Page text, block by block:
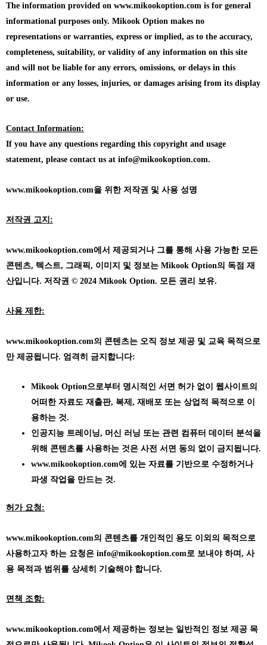
The information provided on www.mikookoption.com is for general
informational purposes only. Mikook Option makes no
representations or warranties, express or implied, as to the accuracy,
completeness, suitability, or validity of any information on this site
and will not be liable for any errors, omissions, or delays in this
information or any losses, injuries, or damages arising from its display
or use.
Contact Information:
If you have any questions regarding this copyright and usage
statement, please contact us at info@mikookoption.com.
www.mikookoption.com을 위한 저작권 및 사용 성명
저작권 고지:
www.mikookoption.com에서 제공되거나 그를 통해 사용 가능한 모든
콘텐츠, 텍스트, 그래픽, 이미지 및 정보는 Mikook Option의 독점 재
산입니다. 저작권 © 2024 Mikook Option. 모든 권리 보유.
사용 제한:
www.mikookoption.com의 콘텐츠는 오직 정보 제공 및 교육 목적으로
만 제공됩니다. 엄격히 금지합니다:
Mikook Option으로부터 명시적인 서면 허가 없이 웹사이트의
어떠한 자료도 재출판, 복제, 재배포 또는 상업적 목적으로 이
용하는 것.
인공지능 트레이닝, 머신 러닝 또는 관련 컴퓨터 데이터 분석을
위해 콘텐츠를 사용하는 것은 사전 서면 동의 없이 금지됩니다.
www.mikookoption.com에
있는 자료를 기반으로 수정하거나
파생 작업을 만드는 것.
허가 요청:
www.mikookoption.com의 콘텐츠를 개인적인 용도 이외의 목적으로
사용하고자 하는 요청은 info@mikookoption.com로 보내야 하며, 사
용 목적과 범위를 상세히 기술해야 합니다.
면책 조항:
www.mikookoption.com에서 제공하는 정보는 일반적인 정보 제공 목